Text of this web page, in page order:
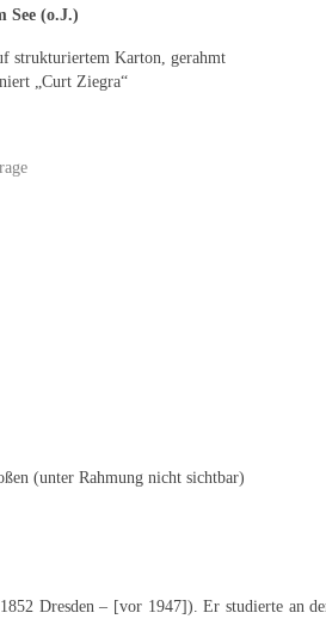
See (o.J.)
strukturiertem Karton, gerahmt
„Curt Ziegra“
(unter Rahmung nicht sichtbar)
Dresden – [vor 1947]). Er studierte an